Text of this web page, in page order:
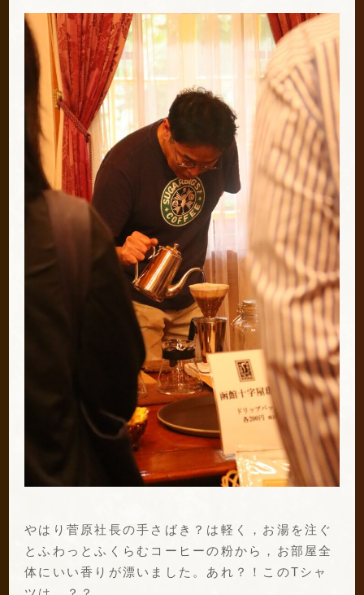
やはり菅原社長の手さばき？は軽く，お湯を注ぐ
とふわっとふくらむコーヒーの粉から，お部屋全
体にいい香りが漂いました。あれ？！このTシャ